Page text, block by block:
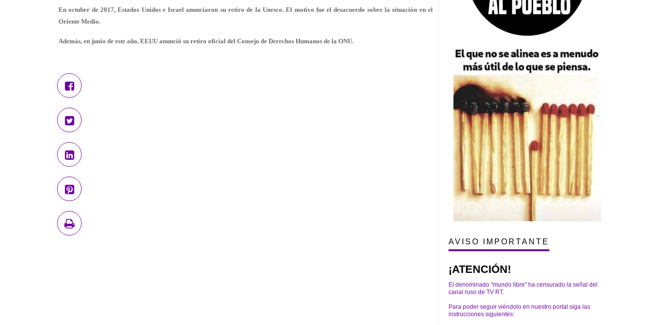
En octubre de 2017, Estados Unidos e Israel anunciaron su retiro de la Unesco. El motivo fue el desacuerdo sobre la situación en el
Oriente Medio.
Además, en junio de este año, EEUU anunció su retiro oficial del Consejo de Derechos Humanos de la ONU.
AVISO IMPORTANTE
¡ATENCIÓN!
El denominado "mundo libre" ha censurado la señal del
canal ruso de TV RT.
Para poder seguir viéndolo en nuestro portal siga las
instrucciones siguientes: